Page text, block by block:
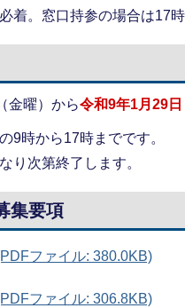
着。窓口持参の場合は17時
金曜）から令和9年1月29
9時から17時までです。
り次第終了します。
集要項
ファイル: 380.0KB)
ファイル: 306.8KB)